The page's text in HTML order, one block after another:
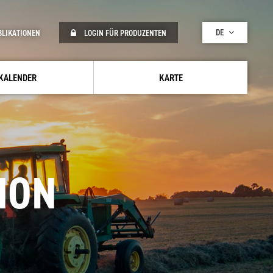
KARTE
LOGIN FÜR PRODUZENTEN DE